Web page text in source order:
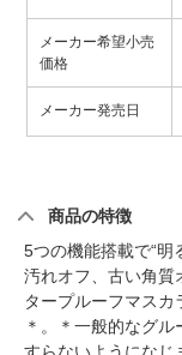
メーカー希望小売
価格
メーカー発売日
商品の特徴
5つの機能搭載で“明
汚れオフ、古い角質
タープルーフマス
＊。＊一般的なグ